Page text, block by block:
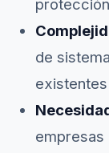
de
empresas